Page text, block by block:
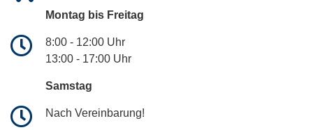
Montag bis Freitag
8:00 - 12:00 Uhr
13:00 - 17:00 Uhr
Samstag
Nach Vereinbarung!